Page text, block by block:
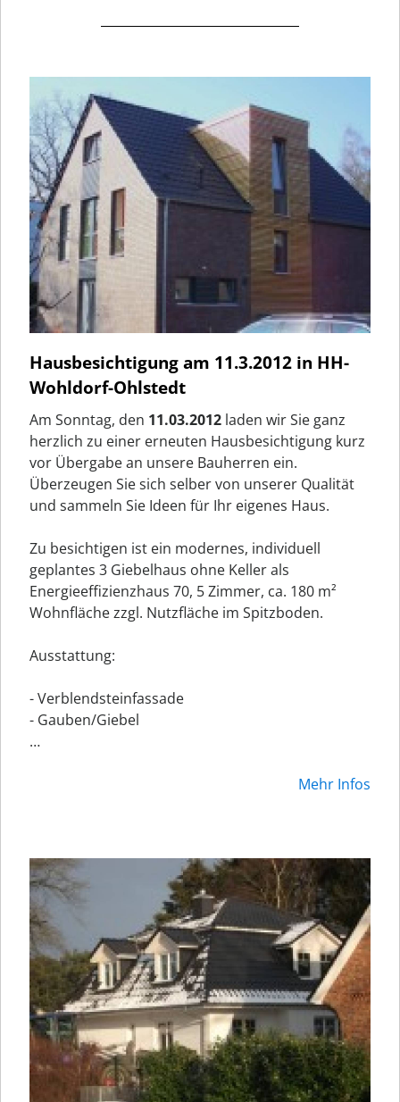
Hausbesichtigung am 11.3.2012 in HH-
Wohldorf-Ohlstedt
Am Sonntag, den 11.03.2012 laden wir Sie ganz
herzlich zu einer erneuten Hausbesichtigung kurz
vor Übergabe an unsere Bauherren ein.
Überzeugen Sie sich selber von unserer Qualität
und sammeln Sie Ideen für Ihr eigenes Haus.
Zu besichtigen ist ein modernes, individuell
geplantes 3 Giebelhaus ohne Keller als
Energieeffizienzhaus 70, 5 Zimmer, ca. 180 m²
Wohnfläche zzgl. Nutzfläche im Spitzboden.
Ausstattung:
- Verblendsteinfassade
- Gauben/Giebel
…
Mehr Infos